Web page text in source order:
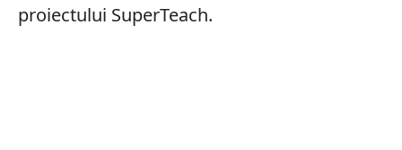
proiectului SuperTeach.